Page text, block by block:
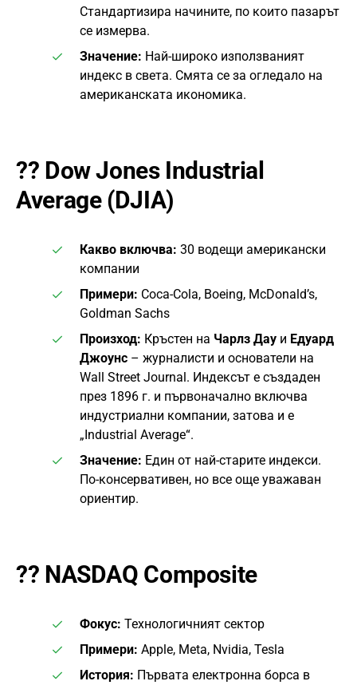
Стандартизира начините, по които пазарът
се измерва.
Значение: Най-широко използваният
индекс в света. Смята се за огледало на
американската икономика.
?? Dow Jones Industrial
Average (DJIA)
Какво включва: 30 водещи американски
компании
Примери: Coca-Cola, Boeing, McDonald’s,
Goldman Sachs
Произход: Кръстен на Чарлз Дау и Едуард
Джоунс – журналисти и основатели на
Wall Street Journal. Индексът е създаден
през 1896 г. и първоначално включва
индустриални компании, затова и е
„Industrial Average“.
Значение: Един от най-старите индекси.
По-консервативен, но все още уважаван
ориентир.
?? NASDAQ Composite
Фокус: Технологичният сектор
Примери: Apple, Meta, Nvidia, Tesla
История: Първата електронна борса в